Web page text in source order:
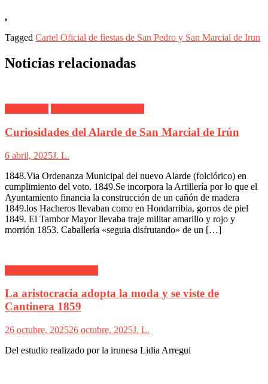
,
Tagged Cartel Oficial de fiestas de San Pedro y San Marcial de Irun
Noticias relacionadas
Curiosidades del Alarde de San Marcial de Irún
6 abril, 2025J. L.
1848.Via Ordenanza Municipal del nuevo Alarde (folclórico) en
cumplimiento del voto. 1849.Se incorpora la Artillería por lo que el
Ayuntamiento financia la construcción de un cañón de madera
1849.los Hacheros llevaban como en Hondarribia, gorros de piel
1849. El Tambor Mayor llevaba traje militar amarillo y rojo y
morrión 1853. Caballería «seguia disfrutando» de un […]
La aristocracia adopta la moda y se viste de
Cantinera 1859
26 octubre, 202526 octubre, 2025J. L.
Del estudio realizado por la irunesa Lidia Arregui